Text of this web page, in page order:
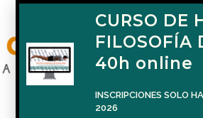
CURSO DE
FILOSOFÍA
40h online
INSCRIPCIONES SOLO
2026